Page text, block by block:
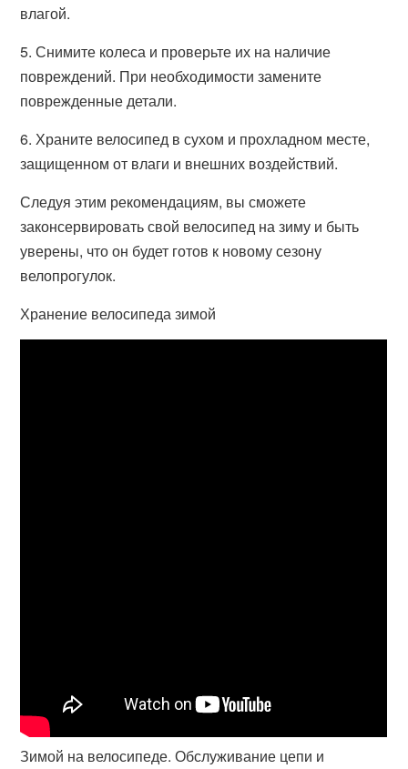
влагой.
5. Снимите колеса и проверьте их на наличие
повреждений. При необходимости замените
поврежденные детали.
6. Храните велосипед в сухом и прохладном месте,
защищенном от влаги и внешних воздействий.
Следуя этим рекомендациям, вы сможете
законсервировать свой велосипед на зиму и быть
уверены, что он будет готов к новому сезону
велопрогулок.
Хранение велосипеда зимой
Зимой на велосипеде. Обслуживание цепи и